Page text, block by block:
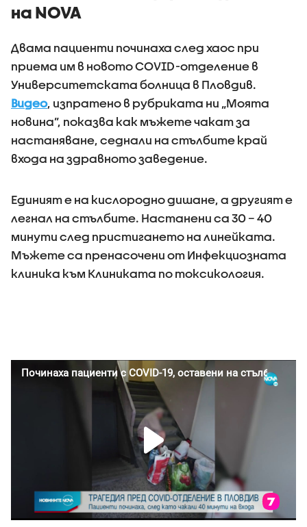
на NOVA
Двама пациенти починаха след хаос при
приема им в новото COVID-отделение в
Университетската болница в Пловдив.
Видео, изпратено в рубриката ни „Моята
новина”, показва как мъжете чакат за
настаняване, седнали на стълбите край
входа на здравното заведение.
Единият е на кислородно дишане, а другият е
легнал на стълбите. Настанени са 30 – 40
минути след пристигането на линейката.
Мъжете са пренасочени от Инфекциозната
клиника към Клиниката по токсикология.